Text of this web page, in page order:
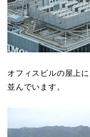
オフィスビルの屋上
並んでいます。